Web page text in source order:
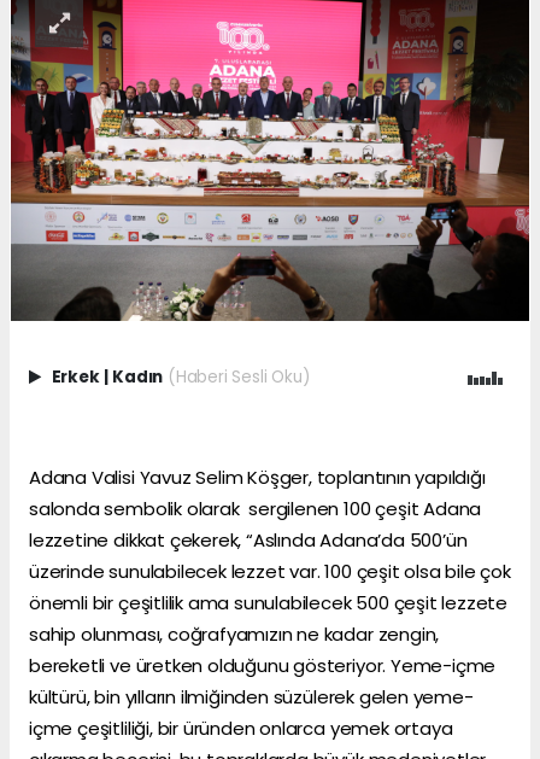
Erkek | Kadın (Haberi Sesli Oku)
Adana Valisi Yavuz Selim Köşger, toplantının yapıldığı
salonda sembolik olarak sergilenen 100 çeşit Adana
lezzetine dikkat çekerek, “Aslında Adana’da 500’ün
üzerinde sunulabilecek lezzet var. 100 çeşit olsa bile çok
önemli bir çeşitlilik ama sunulabilecek 500 çeşit lezzete
sahip olunması, coğrafyamızın ne kadar zengin,
bereketli ve üretken olduğunu gösteriyor. Yeme-içme
kültürü, bin yılların ilmiğinden süzülerek gelen yeme-
içme çeşitliliği, bir üründen onlarca yemek ortaya